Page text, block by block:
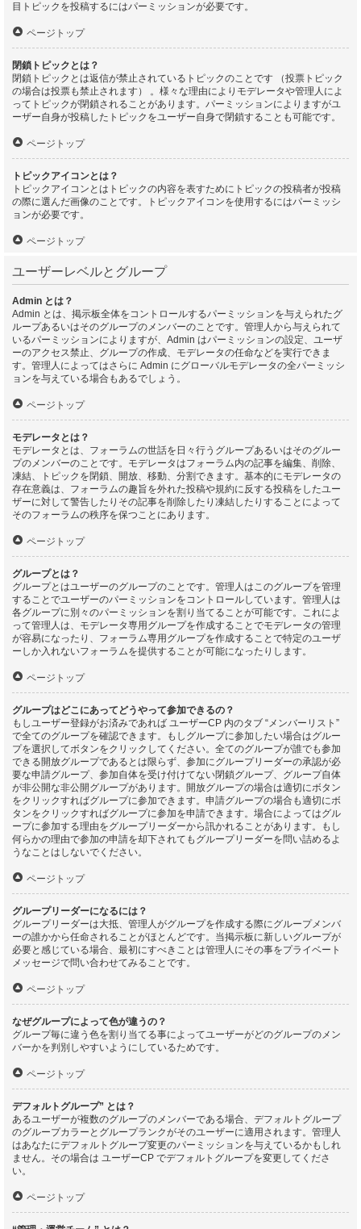
目トピックを投稿するにはパーミッションが必要です。
ページトップ
閉鎖トピックとは？
閉鎖トピックとは返信が禁止されているトピックのことです （投票トピック
の場合は投票も禁止されます） 。様々な理由によりモデレータや管理人によ
ってトピックが閉鎖されることがあります。パーミッションによりますがユ
ーザー自身が投稿したトピックをユーザー自身で閉鎖することも可能です。
ページトップ
トピックアイコンとは？
トピックアイコンとはトピックの内容を表すためにトピックの投稿者が投稿
の際に選んだ画像のことです。トピックアイコンを使用するにはパーミッシ
ョンが必要です。
ページトップ
ユーザーレベルとグループ
Admin とは？
Admin とは、掲示板全体をコントロールするパーミッションを与えられたグ
ループあるいはそのグループのメンバーのことです。管理人から与えられて
いるパーミッションによりますが、Admin はパーミッションの設定、ユーザ
ーのアクセス禁止、グループの作成、モデレータの任命などを実行できま
す。管理人によってはさらに Admin にグローバルモデレータの全パーミッシ
ョンを与えている場合もあるでしょう。
ページトップ
モデレータとは？
モデレータとは、フォーラムの世話を日々行うグループあるいはそのグルー
プのメンバーのことです。モデレータはフォーラム内の記事を編集、削除、
凍結、トピックを閉鎖、開放、移動、分割できます。基本的にモデレータの
存在意義は、フォーラムの趣旨を外れた投稿や規約に反する投稿をしたユー
ザーに対して警告したりその記事を削除したり凍結したりすることによって
そのフォーラムの秩序を保つことにあります。
ページトップ
グループとは？
グループとはユーザーのグループのことです。管理人はこのグループを管理
することでユーザーのパーミッションをコントロールしています。管理人は
各グループに別々のパーミッションを割り当てることが可能です。これによ
って管理人は、モデレータ専用グループを作成することでモデレータの管理
が容易になったり、フォーラム専用グループを作成することで特定のユーザ
ーしか入れないフォーラムを提供することが可能になったりします。
ページトップ
グループはどこにあってどうやって参加できるの？
もしユーザー登録がお済みであれば ユーザーCP 内のタブ “メンバーリスト”
で全てのグループを確認できます。もしグループに参加したい場合はグルー
プを選択してボタンをクリックしてください。全てのグループが誰でも参加
できる開放グループであるとは限らず、参加にグループリーダーの承認が必
要な申請グループ、参加自体を受け付けてない閉鎖グループ、グループ自体
が非公開な非公開グループがあります。開放グループの場合は適切にボタン
をクリックすればグループに参加できます。申請グループの場合も適切にボ
タンをクリックすればグループに参加を申請できます。場合によってはグル
ープに参加する理由をグループリーダーから訊かれることがあります。もし
何らかの理由で参加の申請を却下されてもグループリーダーを問い詰めるよ
うなことはしないでください。
ページトップ
グループリーダーになるには？
グループリーダーは大抵、管理人がグループを作成する際にグループメンバ
ーの誰かから任命されることがほとんどです。当掲示板に新しいグループが
必要と感じている場合、最初にすべきことは管理人にその事をプライベート
メッセージで問い合わせてみることです。
ページトップ
なぜグループによって色が違うの？
グループ毎に違う色を割り当てる事によってユーザーがどのグループのメン
バーかを判別しやすいようにしているためです。
ページトップ
デフォルトグループ” とは？
あるユーザーが複数のグループのメンバーである場合、デフォルトグループ
のグループカラーとグループランクがそのユーザーに適用されます。管理人
はあなたにデフォルトグループ変更のパーミッションを与えているかもしれ
ません。その場合は ユーザーCP でデフォルトグループを変更してくださ
い。
ページトップ